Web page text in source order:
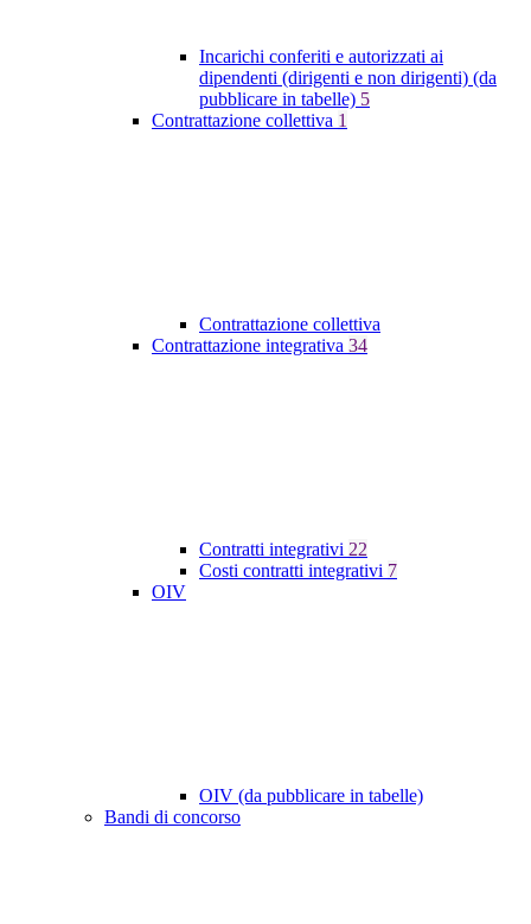
Incarichi conferiti e autorizzati ai
dipendenti (dirigenti e non dirigenti) (da
pubblicare in tabelle) 5
Contrattazione collettiva 1
Contrattazione collettiva
Contrattazione integrativa 34
Contratti integrativi 22
Costi contratti integrativi 7
OIV
OIV (da pubblicare in tabelle)
Bandi di concorso